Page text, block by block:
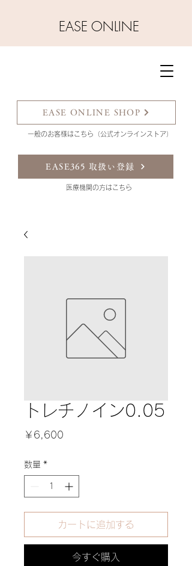
​EASE ONLINE
一般のお客様はこちら（公式オンラインストア）
​医療機関の方はこちら
EASE ONLINE SHOP
EASE365 取扱い登録
トレチノイン0.05
￥6,600
数量 *
カートに追加する
今すぐ購入